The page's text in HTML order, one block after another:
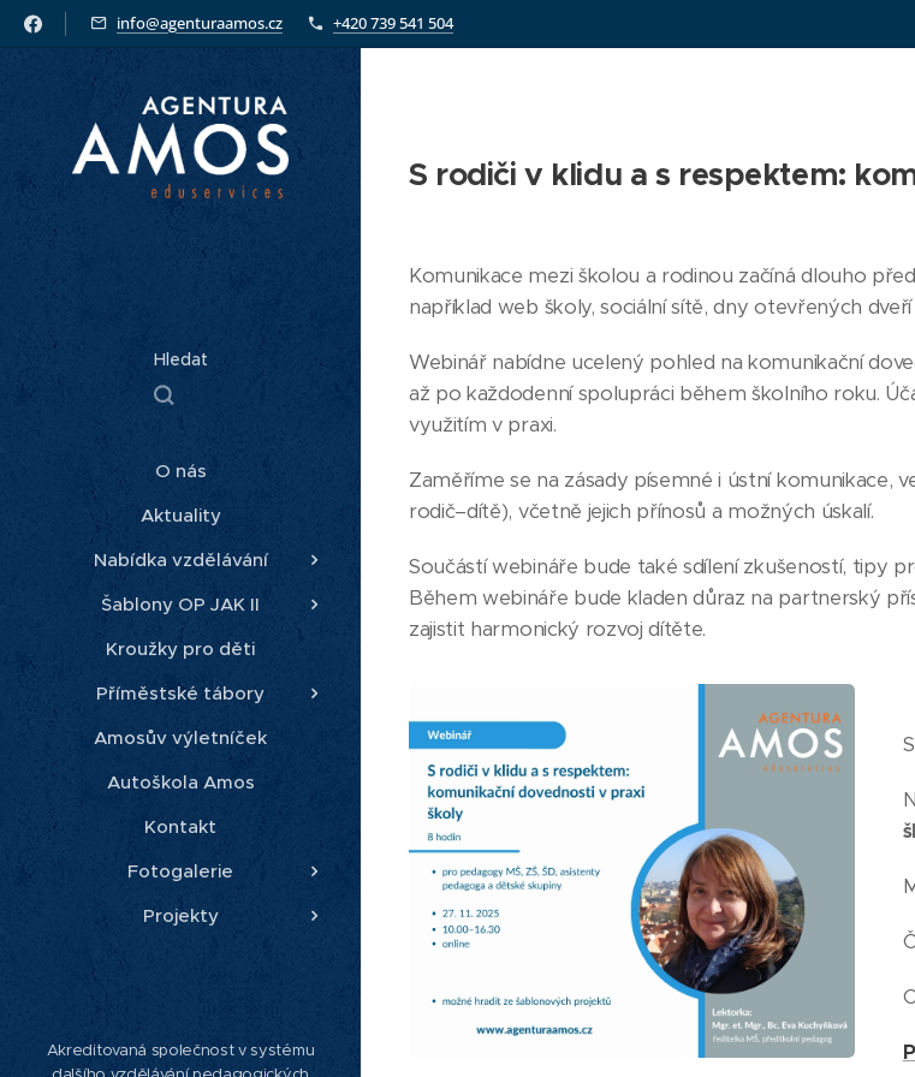
info@agenturaamos.cz +420 739 541 504
Hledat
O nás
Aktuality
Nabídka vzdělávání
Šablony OP JAK II
Kroužky pro děti
Příměstské tábory
Amosův výletníček
Autoškola Amos
Kontakt
Fotogalerie
Projekty
S rodiči v klidu a s respektem:
Komunikace mezi školou a rodinou začíná dlouho
například web školy, sociální sítě, dny otevřených
Webinář nabídne ucelený pohled na komunikační
až po každodenní spolupráci během školního roku.
využitím v praxi.
Zaměříme se na zásady písemné i ústní komunikace,
rodič–dítě), včetně jejich přínosů a možných úskalí.
Součástí webináře bude také sdílení zkušeností, tipy
Během webináře bude kladen důraz na partnerský
zajistit harmonický rozvoj dítěte.
Akreditovaná společnost v systému